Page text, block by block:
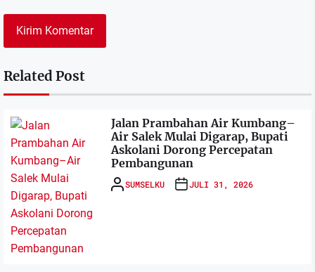
Related Post
Jalan Prambahan Air Kumbang–
Air Salek Mulai Digarap, Bupati
Askolani Dorong Percepatan
Pembangunan
SUMSELKU JULI 31, 2026